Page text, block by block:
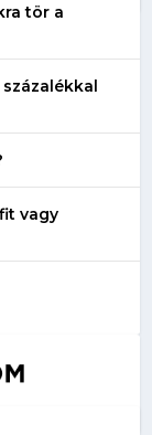
tör a
százalékkal
vagy